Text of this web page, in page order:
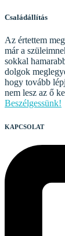
Családállítás
Az értettem
már a
sokkal
dolgok
hogy tovább
nem lesz az ő
Beszélgessünk!
KAPCSOLAT